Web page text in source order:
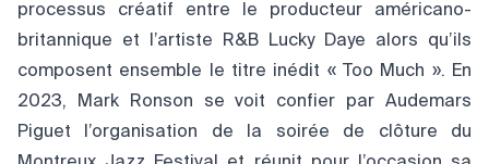
processus créatif entre le producteur américano-
britannique et l’artiste R&B Lucky Daye alors qu’ils
composent ensemble le titre inédit « Too Much ». En
2023, Mark Ronson se voit confier par Audemars
Piguet l’organisation de la soirée de clôture du